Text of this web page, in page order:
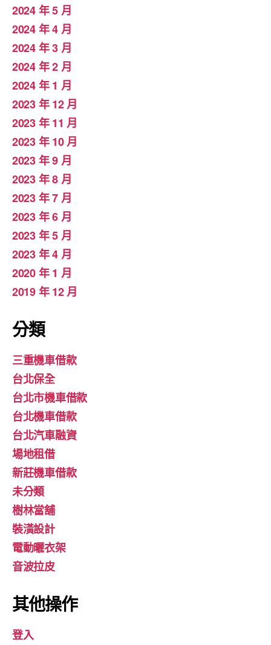
2024 年 5 月
2024 年 4 月
2024 年 3 月
2024 年 2 月
2024 年 1 月
2023 年 12 月
2023 年 11 月
2023 年 10 月
2023 年 9 月
2023 年 8 月
2023 年 7 月
2023 年 6 月
2023 年 5 月
2023 年 4 月
2020 年 1 月
2019 年 12 月
分類
三重機車借款
台北保全
台北市機車借款
台北機車借款
台北汽車融資
場地租借
新莊機車借款
未分類
樹林當舖
裝潢設計
電動曬衣架
音波拉皮
其他操作
登入